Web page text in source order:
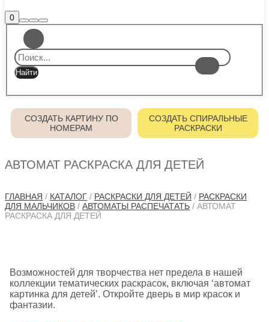
0Боковая
панель
магазина
Найти
Больше
информации
Главное
меню
СОЗДАТЬ КАРТИНУ ПО
НОМЕРАМ
СОЗДАТЬ СПИРАЛЬНЫЕ
РАСКРАСКИ
АВТОМАТ РАСКРАСКА ДЛЯ ДЕТЕЙ
ГЛАВНАЯ / КАТАЛОГ / РАСКРАСКИ ДЛЯ ДЕТЕЙ / РАСКРАСКИ
ДЛЯ МАЛЬЧИКОВ / АВТОМАТЫ РАСПЕЧАТАТЬ / АВТОМАТ
РАСКРАСКА ДЛЯ ДЕТЕЙ
Возможностей для творчества нет предела в нашей
коллекции тематических раскрасок, включая ‘автомат
картинка для детей’. Откройте дверь в мир красок и
фантазии.